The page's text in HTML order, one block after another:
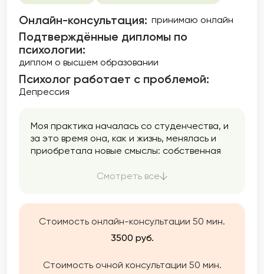
Онлайн-консультация: принимаю онлайн
Подтверждённые дипломы по
психологии:
диплом о высшем образовании
Психолог работает с проблемой:
Депрессия
Моя практика началась со студенчества, и
за это время она, как и жизнь, менялась и
приобретала новые смыслы: собственная
государственном центре психологической
мою практику более цельной. Основа моей
работы сегодня — гештальт-подход.
Смотреть все
Стоимость онлайн-консультации 50 мин.
3500 руб.
Стоимость очной консультации 50 мин.